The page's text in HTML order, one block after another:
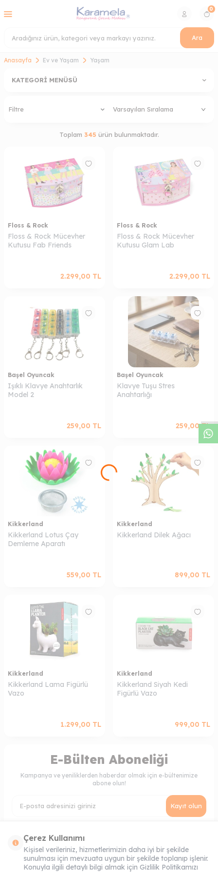
Ara
0
Anasayfa Ev ve Yaşam Yaşam
KATEGORI MENÜSÜ
Filtre
Toplam 345 ürün bulunmaktadır.
Floss & Rock
Floss & Rock Mücevher
Kutusu Fab Friends
2.299,00 TL
Floss & Rock
Floss & Rock Mücevher
Kutusu Glam Lab
2.299,00 TL
Başel Oyuncak
Işıklı Klavye Anahtarlık
Model 2
259,00 TL
Başel Oyuncak
Klavye Tuşu Stres
Anahtarlığı
259,00TL
Kikkerland
Kikkerland Lotus Çay
Demleme Aparatı
559,00 TL
Kikkerland
Kikkerland Dilek Ağacı
899,00 TL
Kikkerland
Kikkerland Lama Figürlü
Vazo
1.299,00 TL
Kikkerland
Kikkerland Siyah Kedi
Figürlü Vazo
999,00 TL
E-Bülten Aboneliği
Kampanya ve yeniliklerden haberdar olmak için e-bültenimize
abone olun!
Kayıt olun
MÜŞTERI HIZMETLERI
Çerez Kullanımı
Kişisel verileriniz, hizmetlerimizin daha iyi bir şekilde
sunulması için mevzuata uygun bir şekilde toplanıp işlenir.
Konuyla ilgili detaylı bilgi almak için Gizlilik Politikamızı